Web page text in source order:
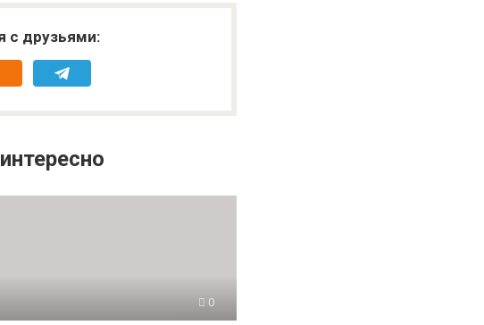
с друзьями:
0